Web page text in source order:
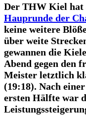
Der THW Kiel hat
Hauprunde der
keine weitere
über weite
gewannen die
Abend gegen den
Meister letztlich
(19:18). Nach
ersten Hälfte war